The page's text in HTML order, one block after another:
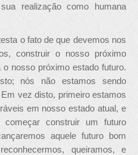
realização como humana
o fato de que devemos nos
construir o nosso próximo
nosso próximo estado futuro.
nós não estamos sendo
vez disto, primeiro estamos
em nosso estado atual, e
construir um futuro
aquele futuro bom
queiramos, e